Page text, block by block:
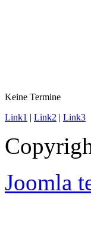
Keine Termine
Link1 | Link2 | Link3
Joomla